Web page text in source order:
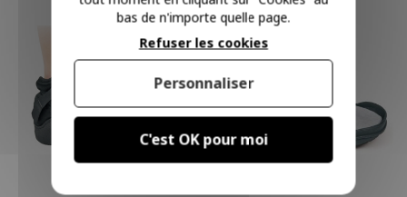
bas de n'importe quelle page.
C'est OK pour moi
Refuser les cookies
Personnaliser